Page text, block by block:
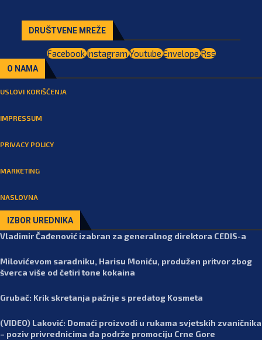
DRUŠTVENE MREŽE
FacebookInstagramYoutubeEnvelopeRss
O NAMA
USLOVI KORIŠĆENJA
IMPRESSUM
PRIVACY POLICY
MARKETING
NASLOVNA
IZBOR UREDNIKA
Vladimir Čađenović izabran za generalnog direktora CEDIS-a
Milovićevom saradniku, Harisu Moniću, produžen pritvor zbog
šverca više od četiri tone kokaina
Grubač: Krik skretanja pažnje s predatog Kosmeta
(VIDEO) Laković: Domaći proizvodi u rukama svjetskih zvaničnika
– poziv privrednicima da podrže promociju Crne Gore